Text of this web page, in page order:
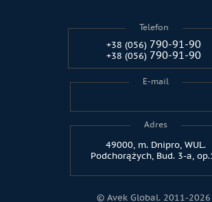
© Avek Global. 2011-2026
Telefon
+38 (056) 790-91-90
+38 (056) 790-91-90
E-mail
Adres
49000, m. Dnipro, WUL.
Podchorążych, Bud. 3-a,